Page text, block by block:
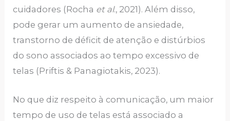
cuidadores (Rocha et al., 2021). Além disso,
pode gerar um aumento de ansiedade,
transtorno de déficit de atenção e distúrbios
do sono associados ao tempo excessivo de
telas (Priftis & Panagiotakis, 2023).
No que diz respeito à comunicação, um maior
tempo de uso de telas está associado a